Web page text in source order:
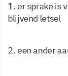
1. er sprake is
blijvend letsel
2. een ander